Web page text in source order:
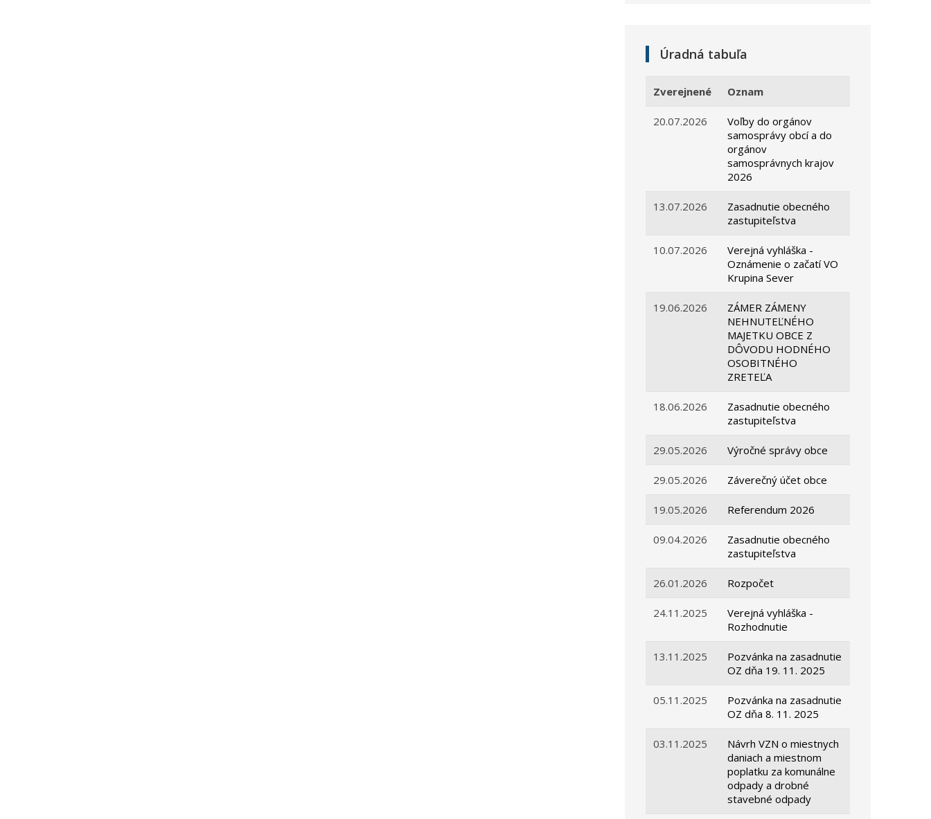
Úradná tabuľa
Zverejnené Oznam
20.07.2026
Voľby do orgánov
samosprávy obcí a do
orgánov
samosprávnych krajov
2026
13.07.2026
Zasadnutie obecného
zastupiteľstva
10.07.2026
Verejná vyhláška -
Oznámenie o začatí VO
Krupina Sever
19.06.2026
ZÁMER ZÁMENY
NEHNUTEĽNÉHO
MAJETKU OBCE Z
DÔVODU HODNÉHO
OSOBITNÉHO
ZRETEĽA
18.06.2026
Zasadnutie obecného
zastupiteľstva
29.05.2026 Výročné správy obce
29.05.2026 Záverečný účet obce
19.05.2026 Referendum 2026
09.04.2026
Zasadnutie obecného
zastupiteľstva
26.01.2026 Rozpočet
24.11.2025
Verejná vyhláška -
Rozhodnutie
13.11.2025
Pozvánka na zasadnutie
OZ dňa 19. 11. 2025
05.11.2025
Pozvánka na zasadnutie
OZ dňa 8. 11. 2025
03.11.2025
Návrh VZN o miestnych
daniach a miestnom
poplatku za komunálne
odpady a drobné
stavebné odpady